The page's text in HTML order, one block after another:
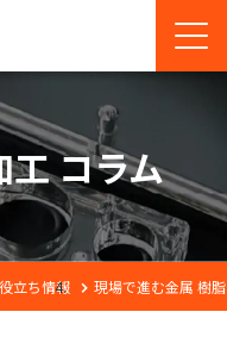
コラム
立ち情報 現場で進む金属 樹